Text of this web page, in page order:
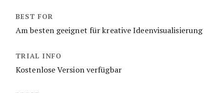
Am besten geeignet für kreative Ideenvisualisierung
Kostenlose Version verfügbar